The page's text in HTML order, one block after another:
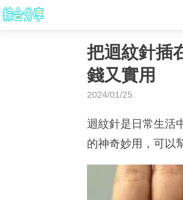
把迴紋針插
錢又實用
2024/01/25
迴紋針是日常生活
的神奇妙用，可以